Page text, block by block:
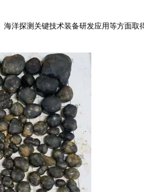
洋探测关键技术装备研发应用等方面取